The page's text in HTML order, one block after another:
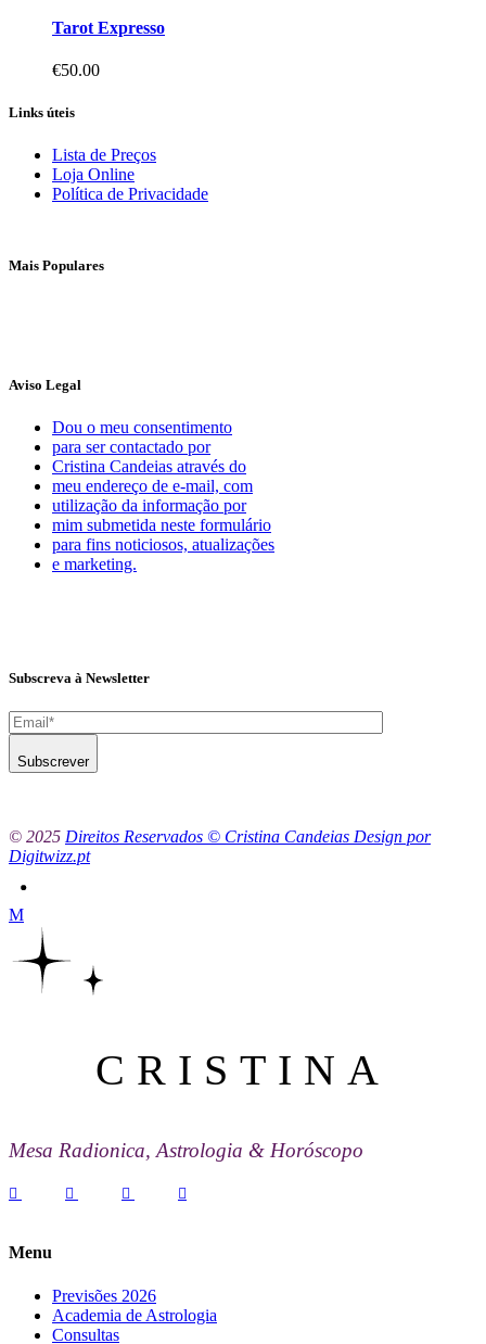
Tarot Expresso
€50.00
Links úteis
Lista de Preços
Loja Online
Política de Privacidade
Mais Populares
Aviso Legal
Dou o meu consentimento
para ser contactado por
Cristina Candeias através do
meu endereço de e-mail, com
utilização da informação por
mim submetida neste formulário
para fins noticiosos, atualizações
e marketing.
Subscreva à Newsletter
Subscrever
© 2025 Direitos Reservados © Cristina Candeias Design por
Digitwizz.pt
CRISTINA
Mesa Radionica, Astrologia & Horóscopo
Menu
Previsões 2026
Academia de Astrologia
Consultas